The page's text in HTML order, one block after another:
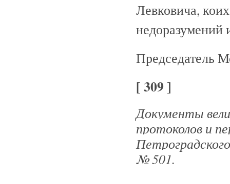
Левковича,
недоразумений
Председатель
[ 309 ]
Документы
протоколов и
№ 501.